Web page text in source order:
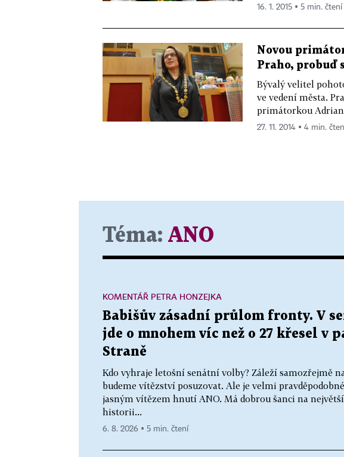
16. 1. 2015 ▪ 5 min. čtení
Novou
Praho, probuď
Bývalý velitel
ve vedení města.
primátorkou
27. 11. 2014 ▪ 4 min.
Téma: ANO
Babišův zásadní průlom fronty. V
jde o mnohem víc než o 27 křesel v
Straně
Kdo vyhraje letošní senátní volby? Záleží samozřejmě
budeme vítězství posuzovat. Ale je velmi
jasným vítězem hnutí ANO. Má dobrou šanci na
historii...
KOMENTÁŘ PETRA HONZEJKA
6. 8. 2026 ▪ 5 min. čtení